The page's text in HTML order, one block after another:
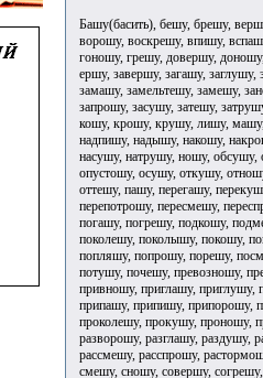
Башу(басить), бешу, брешу,
ворошу, воскрешу, впишу,
гоношу, грешу, довершу,
ершу, завершу, загашу,
замашу, замельтешу, замешу,
запрошу, засушу, затешу,
кошу, крошу, крушу, лишу,
надпишу, надышу, накошу,
насушу, натрушу, ношу,
опустошу, осушу, откушу,
оттешу, пашу, перегашу,
перепотрошу, пересмешу,
погашу, погрешу, подкошу,
поколешу, поколышу, покошу,
попляшу, попрошу, порешу,
потушу, почешу, превозношу,
привношу, приглашу,
припашу, припишу, припорошу,
проколешу, прокушу, проношу,
разворошу, разглашу, раздушу,
рассмешу, расспрошу,
смешу, сношу, совершу,